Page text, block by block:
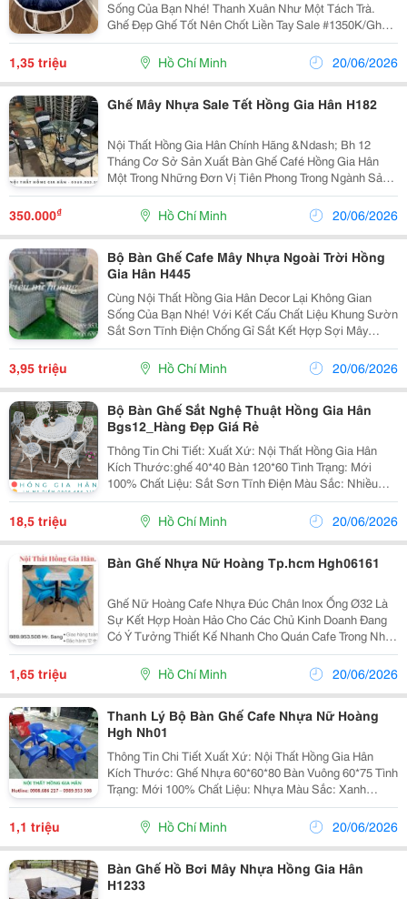
Sống Của Bạn Nhé! Thanh Xuân Như Một Tách Trà.
Ghế Đẹp Ghế Tốt Nên Chốt Liền Tay Sale #1350K/Ghế -
Tặng Kèm Đệm Xinh ------------------------------------------- Ghế
Papasan Thư Giãn - Chill...
1,35 triệu Hồ Chí Minh 20/06/2026
Ghế Mây Nhựa Sale Tết Hồng Gia Hân H182
Nội Thất Hồng Gia Hân Chính Hãng &Ndash; Bh 12
Tháng Cơ Sở Sản Xuất Bàn Ghế Café Hồng Gia Hân
Một Trong Những Đơn Vị Tiên Phong Trong Ngành Sản
Xuất Bàn Ghế Cafe, Xưởng Sản Xuất Chúng Tôi Luôn
Hướng Đến Sản Phẩm Mang Thiết Kế Đơn Giản, Tinh
Tế Và...
350.000₫ Hồ Chí Minh 20/06/2026
Bộ Bàn Ghế Cafe Mây Nhựa Ngoài Trời Hồng
Gia Hân H445
Cùng Nội Thất Hồng Gia Hân Decor Lại Không Gian
Sống Của Bạn Nhé! Với Kết Cấu Chất Liệu Khung Sườn
Sắt Sơn Tĩnh Điện Chống Gỉ Sắt Kết Hợp Sợi Mây
Nhựa Cao Cấp. Sản Phẩm Bàn Ghế Café Mây Nhựa
Hồng Gia Hân Được Đan Bởi Các Nghệ Nhân Lành
Nghề Có Kinh...
3,95 triệu Hồ Chí Minh 20/06/2026
Bộ Bàn Ghế Sắt Nghệ Thuật Hồng Gia Hân
Bgs12_Hàng Đẹp Giá Rẻ
Thông Tin Chi Tiết: Xuất Xứ: Nội Thất Hồng Gia Hân
Kích Thước:ghế 40*40 Bàn 120*60 Tình Trạng: Mới
100% Chất Liệu: Sắt Sơn Tĩnh Điện Màu Sắc: Nhiều
Màu Bảo Hành: 12 Tháng Đặc Biệt Chúng Tôi Nhận Gia
Công Theo Mẫu Của Khách Hàng. Về Ch
18,5 triệu Hồ Chí Minh 20/06/2026
Bàn Ghế Nhựa Nữ Hoàng Tp.hcm Hgh06161
Ghế Nữ Hoàng Cafe Nhựa Đúc Chân Inox Ống Ø32 Là
Sự Kết Hợp Hoàn Hảo Cho Các Chủ Kinh Doanh Đang
Có Ý Tưởng Thiết Kế Nhanh Cho Quán Cafe Trong Nhà
Lẫn Sân Vườn. Với Màu Sắc Đa Dạng Bạn Có Thể
Thoải Mái Chọn Lựa Màu Sắc Cho Riêng Mình Để Mang
1,65 triệu Hồ Chí Minh 20/06/2026
Thanh Lý Bộ Bàn Ghế Cafe Nhựa Nữ Hoàng
Hgh Nh01
Thông Tin Chi Tiết Xuất Xứ: Nội Thất Hồng Gia Hân
Kích Thước: Ghế Nhựa 60*60*80 Bàn Vuông 60*75 Tình
Trạng: Mới 100% Chất Liệu: Nhựa Màu Sắc: Xanh
Nước Biển Bảo Hành: 12 Tháng Đặc Biệt Chúng Tôi
Nhận Gia Công Theo Mẫu Của Khách Hàng. ...
1,1 triệu Hồ Chí Minh 20/06/2026
Bàn Ghế Hồ Bơi Mây Nhựa Hồng Gia Hân
H1233